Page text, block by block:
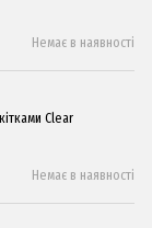
Немає в наявності
Clear
Немає в наявності